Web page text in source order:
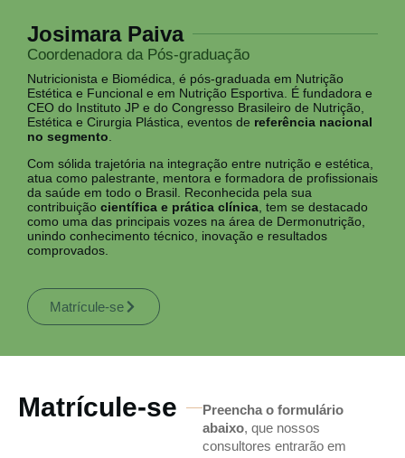
Josimara Paiva
Coordenadora da Pós-graduação
Nutricionista e Biomédica, é pós-graduada em Nutrição
Estética e Funcional e em Nutrição Esportiva. É fundadora e
CEO do Instituto JP e do Congresso Brasileiro de Nutrição,
Estética e Cirurgia Plástica, eventos de referência nacional
no segmento
Com sólida trajetória na integração entre nutrição e estética,
atua como palestrante, mentora e formadora de profissionais
da saúde em todo o Brasil. Reconhecida pela sua
contribuição científica e prática clínica , tem se destacado
como uma das principais vozes na área de Dermonutrição,
unindo conhecimento técnico, inovação e resultados
comprovados.
Matrícule-se
Matrícule-se
Preencha o formulário
abaixo, que nossos
consultores entrarão em